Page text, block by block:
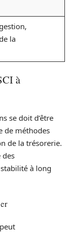
la
à
se doit d’être
de méthodes
de la trésorerie.
des
à long